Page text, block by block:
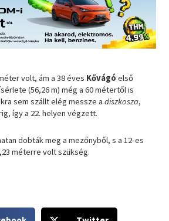
volt, ám a 38 éves Kővágó első
(56,26 m) még a 60 métertől is
sem szállt elég messze adiszkosza,
így a 22. helyen végzett.
dobták meg a mezőnyből, s a 12-es
méterre volt szükség.